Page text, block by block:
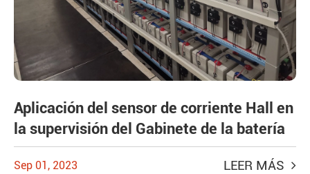
Aplicación del sensor de corriente Hall en
la supervisión del Gabinete de la batería
Sep 01, 2023 LEER MÁS